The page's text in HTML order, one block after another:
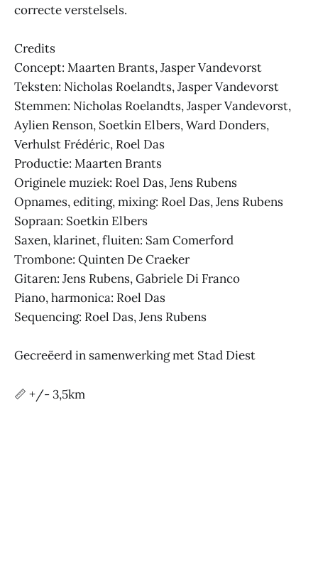
correcte verstelsels.
Credits
Concept: Maarten Brants, Jasper Vandevorst
Teksten: Nicholas Roelandts, Jasper Vandevorst
Stemmen: Nicholas Roelandts, Jasper Vandevorst,
Aylien Renson, Soetkin Elbers, Ward Donders,
Verhulst Frédéric, Roel Das
Productie: Maarten Brants
Originele muziek: Roel Das, Jens Rubens
Opnames, editing, mixing: Roel Das, Jens Rubens
Sopraan: Soetkin Elbers
Saxen, klarinet, fluiten: Sam Comerford
Trombone: Quinten De Craeker
Gitaren: Jens Rubens, Gabriele Di Franco
Piano, harmonica: Roel Das
Sequencing: Roel Das, Jens Rubens
Gecreëerd in samenwerking met Stad Diest
📏 +/- 3,5km